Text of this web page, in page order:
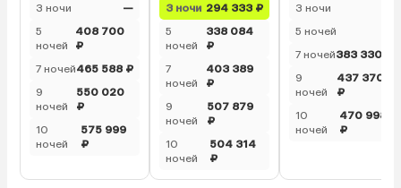
3 ночи
—
5
ночей
408 700
₽
7 ночей465 588 ₽
9
ночей
550 020
₽
10
ночей
575 999
₽
3 ночи 294 333 ₽
5
ночей
338 084
₽
7
ночей
403 389
₽
9
ночей
507 879
₽
10
ночей
504 314
₽
3 ночи
5 ночей
7 ночей383 330 ₽
9
ночей
437 370
₽
10
ночей
470 998
₽